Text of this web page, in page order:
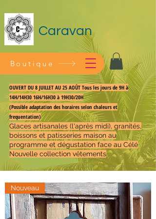
Caravan
OUVERT DU 8 JUILLET AU 25 AOÛT Tous les jours de 9H à
14H/14H30 16H/16H30 à 19H30/20H
(Possible adaptation des horaires selon chaleurs et
frequentation)
Glaces artisanales (l'après midi), granités,
boissons et patisseries maison au
programme et dégustation face au Célé
Nouvelle collection vêtements
Boutique
Nouveau